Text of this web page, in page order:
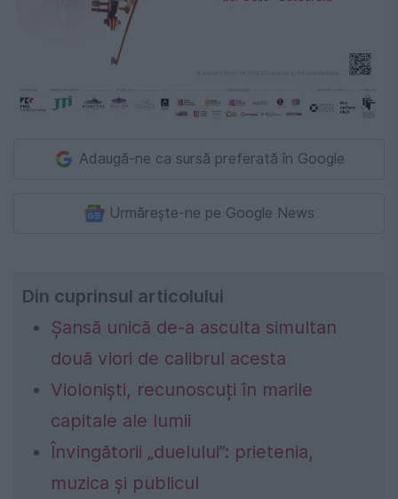
Adaugă-ne ca sursă preferată în Google
Urmărește-ne pe Google News
Din cuprinsul articolului
Șansă unică de-a asculta simultan
două viori de calibrul acesta
Violoniști, recunoscuți în marile
capitale ale lumii
Învingătorii „duelului”: prietenia,
muzica și publicul